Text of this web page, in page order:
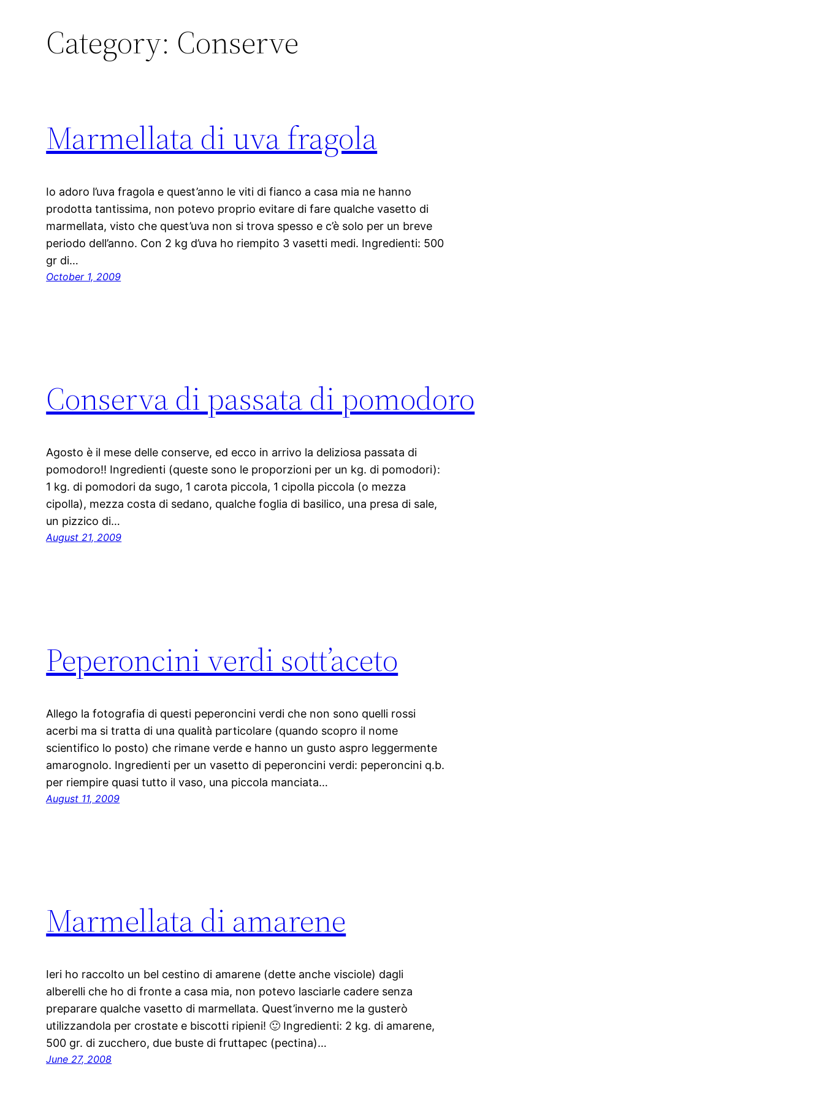
Category: Conserve
Marmellata di uva fragola
Io adoro l’uva fragola e quest’anno le viti di fianco a casa mia ne hanno
prodotta tantissima, non potevo proprio evitare di fare qualche vasetto di
marmellata, visto che quest’uva non si trova spesso e c’è solo per un breve
periodo dell’anno. Con 2 kg d’uva ho riempito 3 vasetti medi. Ingredienti: 500
gr di…
October 1, 2009
Conserva di passata di pomodoro
Agosto è il mese delle conserve, ed ecco in arrivo la deliziosa passata di
pomodoro!! Ingredienti (queste sono le proporzioni per un kg. di pomodori):
1 kg. di pomodori da sugo, 1 carota piccola, 1 cipolla piccola (o mezza
cipolla), mezza costa di sedano, qualche foglia di basilico, una presa di sale,
un pizzico di…
August 21, 2009
Peperoncini verdi sott’aceto
Allego la fotografia di questi peperoncini verdi che non sono quelli rossi
acerbi ma si tratta di una qualità particolare (quando scopro il nome
scientifico lo posto) che rimane verde e hanno un gusto aspro leggermente
amarognolo. Ingredienti per un vasetto di peperoncini verdi: peperoncini q.b.
per riempire quasi tutto il vaso, una piccola manciata…
August 11, 2009
Marmellata di amarene
Ieri ho raccolto un bel cestino di amarene (dette anche visciole) dagli
alberelli che ho di fronte a casa mia, non potevo lasciarle cadere senza
preparare qualche vasetto di marmellata. Quest’inverno me la gusterò
utilizzandola per crostate e biscotti ripieni! 🙂 Ingredienti: 2 kg. di amarene,
500 gr. di zucchero, due buste di fruttapec (pectina)…
June 27, 2008